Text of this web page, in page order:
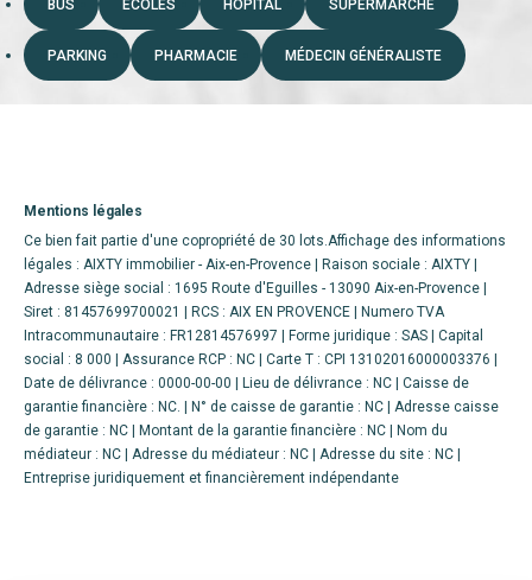
BUS ECOLES HÔPITAL SUPERMARCHÉ
PARKING PHARMACIE MÉDECIN GÉNÉRALISTE
Mentions légales
Ce bien fait partie d'une copropriété de 30 lots.Affichage des informations
légales : AIXTY immobilier - Aix-en-Provence | Raison sociale : AIXTY |
Adresse siège social : 1695 Route d'Eguilles - 13090 Aix-en-Provence |
Siret : 81457699700021 | RCS : AIX EN PROVENCE | Numero TVA
Intracommunautaire : FR12814576997 | Forme juridique : SAS | Capital
social : 8 000 | Assurance RCP : NC | Carte T : CPI 13102016000003376 |
Date de délivrance : 0000-00-00 | Lieu de délivrance : NC | Caisse de
garantie financière : NC. | N° de caisse de garantie : NC | Adresse caisse
de garantie : NC | Montant de la garantie financière : NC | Nom du
médiateur : NC | Adresse du médiateur : NC | Adresse du site : NC |
Entreprise juridiquement et financièrement indépendante